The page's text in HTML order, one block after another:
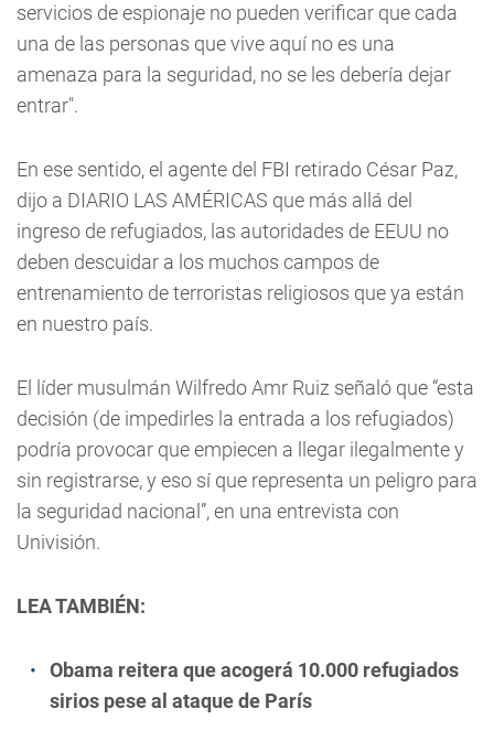
servicios de espionaje no pueden verificar que cada
una de las personas que vive aquí no es una
amenaza para la seguridad, no se les debería dejar
entrar".
En ese sentido, el agente del FBI retirado César Paz,
dijo a DIARIO LAS AMÉRICAS que más allá del
ingreso de refugiados, las autoridades de EEUU no
deben descuidar a los muchos campos de
entrenamiento de terroristas religiosos que ya están
en nuestro país.
El líder musulmán Wilfredo Amr Ruiz señaló que “esta
decisión (de impedirles la entrada a los refugiados)
podría provocar que empiecen a llegar ilegalmente y
sin registrarse, y eso sí que representa un peligro para
la seguridad nacional”, en una entrevista con
Univisión.
LEA TAMBIÉN:
Obama reitera que acogerá 10.000 refugiados
sirios pese al ataque de París